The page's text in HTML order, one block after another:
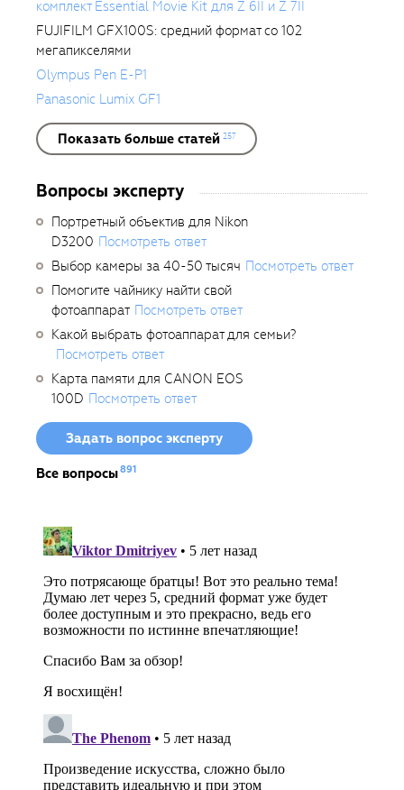
комплект Essential Movie Kit для Z 6II и Z 7II
FUJIFILM GFX100S: средний формат со 102
мегапикселями
Olympus Pen E-P1
Panasonic Lumix GF1
Показать больше статей 257
Вопросы эксперту
Портретный объектив для Nikon
D3200 Посмотреть ответ
Выбор камеры за 40-50 тысяч Посмотреть ответ
Помогите чайнику найти свой
фотоаппарат Посмотреть ответ
Какой выбрать фотоаппарат для семьи?
Посмотреть ответ
Карта памяти для CANON EOS
100D Посмотреть ответ
Задать вопрос эксперту
Все вопросы891